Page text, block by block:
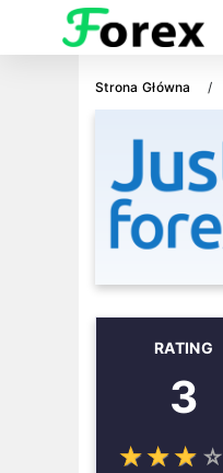
Strona Główna
RATING
3
☆☆☆ ☆
★★★ ★